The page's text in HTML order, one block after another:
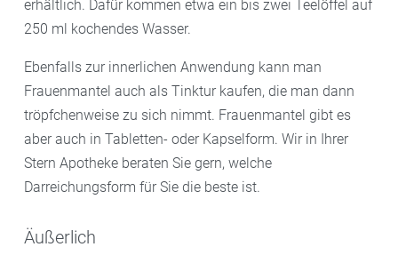
erhältlich. Dafür kommen etwa ein bis zwei Teelöffel auf
250 ml kochendes Wasser.
Ebenfalls zur innerlichen Anwendung kann man
Frauenmantel auch als Tinktur kaufen, die man dann
tröpfchenweise zu sich nimmt. Frauenmantel gibt es
aber auch in Tabletten- oder Kapselform. Wir in Ihrer
Stern Apotheke beraten Sie gern, welche
Darreichungsform für Sie die beste ist.
Äußerlich